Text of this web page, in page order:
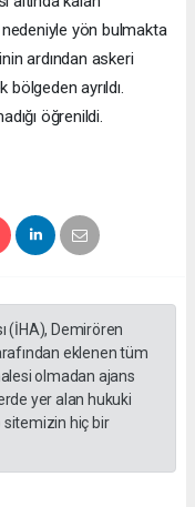
yön bulmakta
ardından askeri
ayrıldı.
öğrenildi.
(İHA), Demirören
eklenen tüm
olmadan ajans
yer alan hukuki
hiç bir